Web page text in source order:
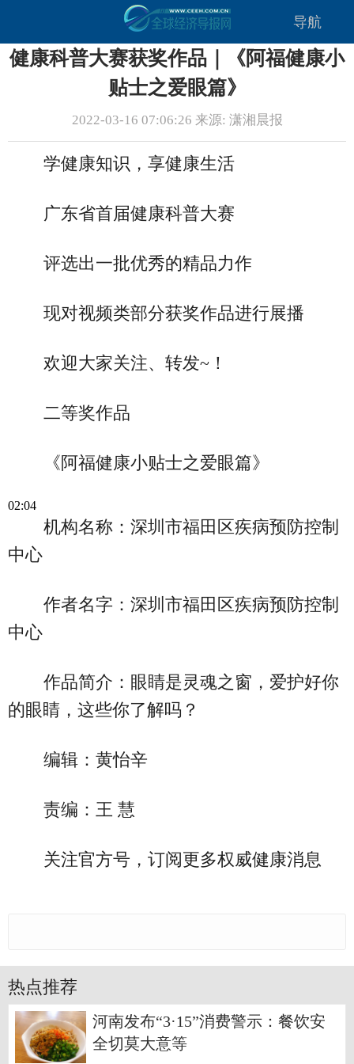
导航
健康科普大赛获奖作品｜《阿福健康小
贴士之爱眼篇》
2022-03-16 07:06:26 来源: 潇湘晨报
学健康知识，享健康生活
广东省首届健康科普大赛
评选出一批优秀的精品力作
现对视频类部分获奖作品进行展播
欢迎大家关注、转发~！
二等奖作品
《阿福健康小贴士之爱眼篇》
02:04
机构名称：深圳市福田区疾病预防控制
中心
作者名字：深圳市福田区疾病预防控制
中心
作品简介：眼睛是灵魂之窗，爱护好你
的眼睛，这些你了解吗？
编辑：黄怡辛
责编：王 慧
关注官方号，订阅更多权威健康消息
热点推荐
河南发布“3·15”消费警示：餐饮安
全切莫大意等